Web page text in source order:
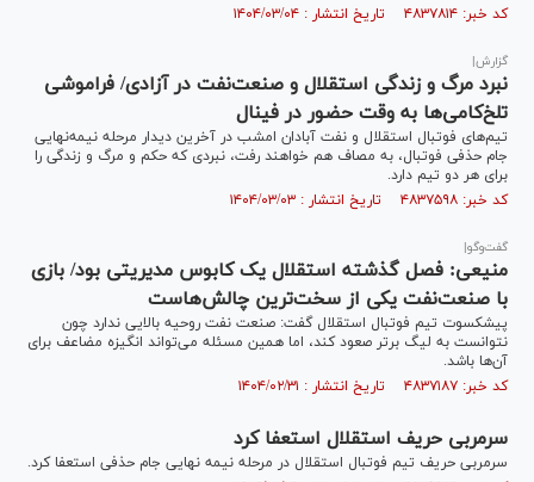
کد خبر: ۴۸۳۷۸۱۴ تاریخ انتشار : ۱۴۰۴/۰۳/۰۴
گزارش|
نبرد مرگ و زندگی استقلال و صنعت‌نفت در آزادی/ فراموشی
تلخ‌کامی‌ها به وقت حضور در فینال
تیم‌های فوتبال استقلال و نفت آبادان امشب در آخرین دیدار مرحله نیمه‌نهایی
جام حذفی فوتبال، به مصاف هم خواهند رفت، نبردی که حکم و مرگ و زندگی را
برای هر دو تیم دارد.
کد خبر: ۴۸۳۷۵۹۸ تاریخ انتشار : ۱۴۰۴/۰۳/۰۳
گفت‌و‌گو|
منیعی: فصل گذشته استقلال یک کابوس مدیریتی بود/ بازی
با صنعت‌نفت یکی از سخت‌ترین چالش‌هاست
پیشکسوت تیم فوتبال استقلال گفت: صنعت نفت روحیه بالایی ندارد چون
نتوانست به لیگ برتر صعود کند، اما همین مسئله می‌تواند انگیزه مضاعف برای
آن‌ها باشد.
کد خبر: ۴۸۳۷۱۸۷ تاریخ انتشار : ۱۴۰۴/۰۲/۳۱
سرمربی حریف استقلال استعفا کرد
سرمربی حریف تیم فوتبال استقلال در مرحله نیمه نهایی جام حذفی استعفا کرد.